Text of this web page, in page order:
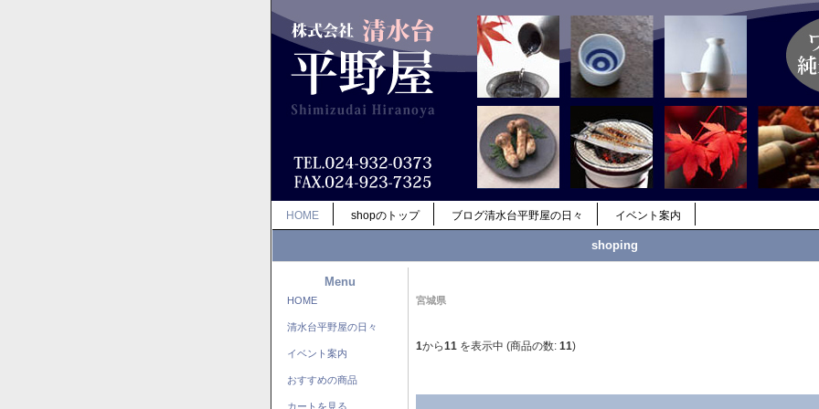
HOME shopのトップ ブログ清水台平野屋の日々 イベント案内
shoping
Menu
HOME
清水台平野屋の日々
イベント案内
おすすめの商品
カートを見る
宮城県
1から11 を表示中 (商品の数: 11)